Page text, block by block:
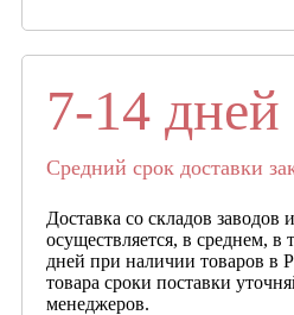
7-14 дней
Средний срок доставки
Доставка со складов заводов
осуществляется, в среднем, в
дней при наличии товаров в
товара сроки поставки
менеджеров.